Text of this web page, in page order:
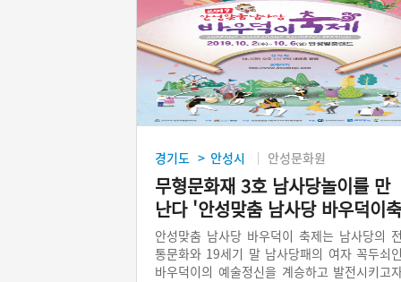
경기도 > 안성시 안성문화원
무형문화재 3호 남사당놀이를 만
난다 '안성맞춤 남사당 바우덕이축
제'
안성맞춤 남사당 바우덕이 축제는 남사당의
통문화와 19세기 말 남사당패의 여자 꼭두쇠
바우덕이의 예술정신을 계승하고 발전시키고